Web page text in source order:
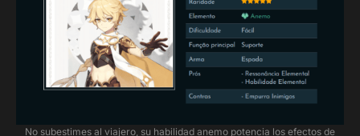
No subestimes al viajero, su habilidad anemo potencia los efectos de